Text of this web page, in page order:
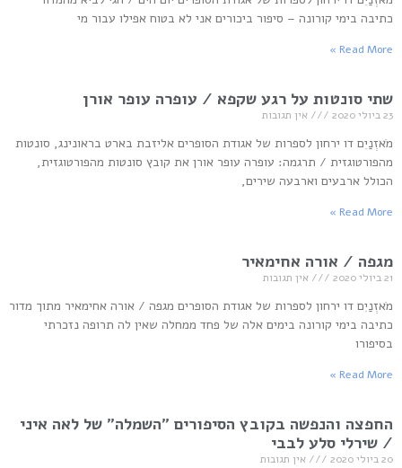
כתיבה בימי קורונה – סיפור ביכורים אני לא בטוח אפילו עבור מי
Read More »
שתי סונטות על רגע שקפא / עופרה עופר אורן
23 ביולי 2020 אין תגובות
מֹאזְנַיִם דו ירחון לספרות של אגודת הסופרים אליזבת בארט בראונינג, סונטות
מהפורטוגזית / תרגמה: עופרה עופר אורן את קובץ סונטות מהפורטוגזית,
הכולל ארבעים וארבעה שירים,
Read More »
מגפה / אורה אחימאיר
21 ביולי 2020 אין תגובות
מֹאזְנַיִם דו ירחון לספרות של אגודת הסופרים מגפה / אורה אחימאיר מתוך מדור
כתיבה בימי קורונה בימים אלה של פחד ממחלה שאין לה תרופה נזכרתי
בסיפורו
Read More »
החפצה והנפשה בקובץ הסיפורים "השמלה" של לאה איני
/ שירלי סלע לבבי
20 ביולי 2020 אין תגובות